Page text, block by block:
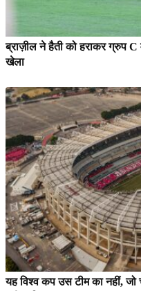
ब्राज़ील ने हैती को हराकर ग्रुप C
खेला
यह विश्व कप उस टीम का नहीं,